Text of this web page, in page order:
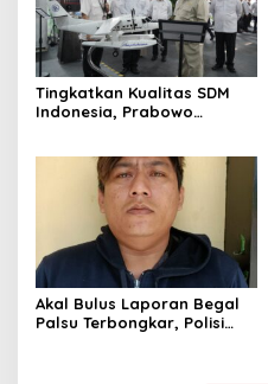
Tingkatkan Kualitas SDM
Indonesia, Prabowo
Terbaik Dunia
Akal Bulus Laporan Begal
Palsu Terbongkar, Polisi